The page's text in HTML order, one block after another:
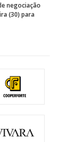
negociação
(30) para